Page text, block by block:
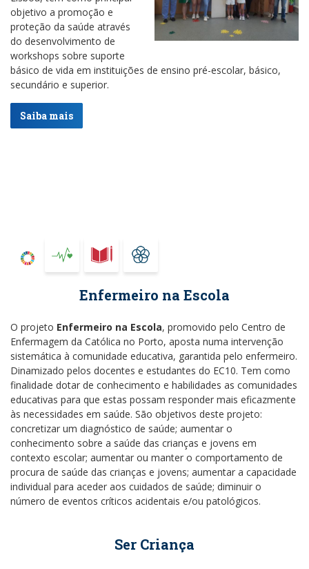
objetivo a promoção e
proteção da saúde através
do desenvolvimento de
workshops sobre suporte
básico de vida em instituições de ensino pré-escolar, básico,
secundário e superior.
Saiba mais
Enfermeiro na Escola
O projeto Enfermeiro na Escola, promovido pelo Centro de
Enfermagem da Católica no Porto, aposta numa intervenção
sistemática à comunidade educativa, garantida pelo enfermeiro.
Dinamizado pelos docentes e estudantes do EC10. Tem como
finalidade dotar de conhecimento e habilidades as comunidades
educativas para que estas possam responder mais eficazmente
às necessidades em saúde. São objetivos deste projeto:
concretizar um diagnóstico de saúde; aumentar o
conhecimento sobre a saúde das crianças e jovens em
contexto escolar; aumentar ou manter o comportamento de
procura de saúde das crianças e jovens; aumentar a capacidade
individual para aceder aos cuidados de saúde; diminuir o
número de eventos críticos acidentais e/ou patológicos.
Ser Criança